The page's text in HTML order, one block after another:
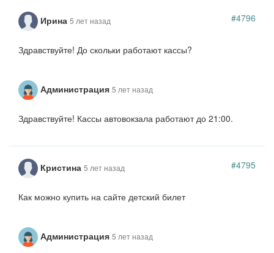
Ирина 5 лет назад #4796
Здравствуйте! До скольки работают кассы?
Администрация 5 лет назад
Здравствуйте! Кассы автовокзала работают до 21:00.
Кристина 5 лет назад #4795
Как можно купить на сайте детский билет
Администрация 5 лет назад